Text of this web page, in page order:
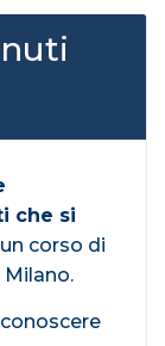
che si
corso di